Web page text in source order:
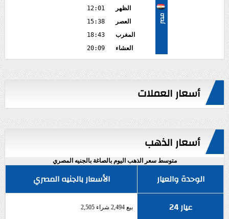
مصر
الظهر
12:01
العصر
15:38
المغرب
18:43
العشاء
20:09
أسعار العملات
أسعار الذهب
متوسط سعر الذهب اليوم بالصاغة بالجنيه المصري
الوحدة والعيار
الأسعار بالجنيه المصري
عيار 24
بيع 2,494 شراء 2,505